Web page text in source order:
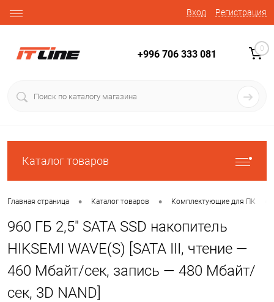
Вход Регистрация
+996 706 333 081 0
Каталог товаров
Главная страница • Каталог товаров • Комплектующие для ПК
​960 ГБ 2,5" SATA SSD накопитель
HIKSEMI WAVE(S) [SATA III, чтение —
460 Мбайт/сек, запись — 480 Мбайт/
сек, 3D NAND]